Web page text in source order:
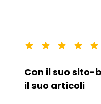
Con il suo sito-
il suo articoli